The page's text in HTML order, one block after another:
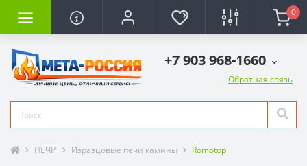
0
+7 903 968-1660
Обратная связь
ПЕЧИ Изразцовые печи камины Romotop